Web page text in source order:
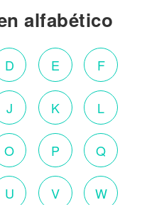
alfabético
D E F
J K L
O P Q
U V W